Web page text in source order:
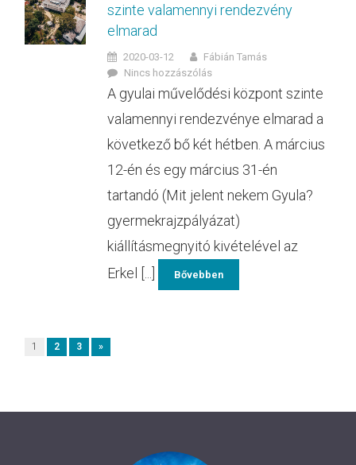
szinte valamennyi rendezvény
elmarad
2020-03-12
Fábián Tamás
Nincs hozzászólás
A gyulai művelődési központ szinte
valamennyi rendezvénye elmarad a
következő bő két hétben. A március
12-én és egy március 31-én
tartandó (Mit jelent nekem Gyula?
gyermekrajzpályázat)
kiállításmegnyitó kivételével az
Erkel [...]
Bővebben
1 2 3 »